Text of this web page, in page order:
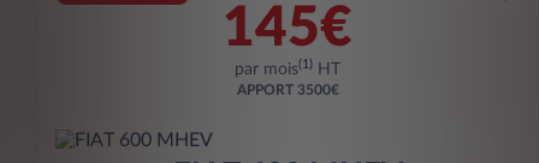
145€
par mois(1) HT
APPORT 3500€